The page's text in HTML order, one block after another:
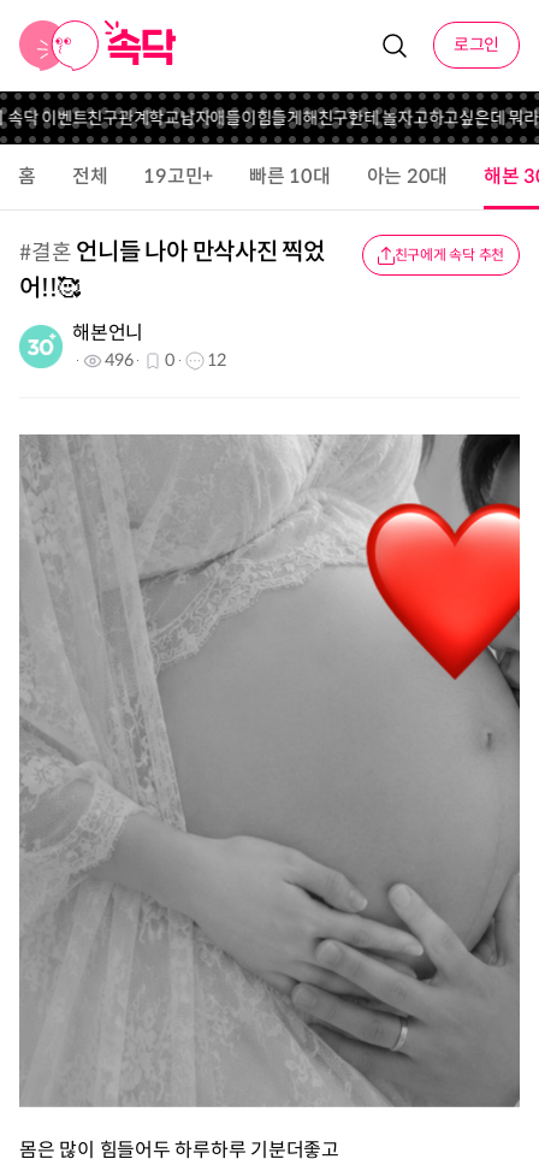
로그인
닥 이벤트친구관계학교남자애들이힘들게해친구한테 놀자고하고싶은데 뭐라
홈 전체 19고민+ 빠른 10대 아는 20대 해본
#결혼 언니들 나아 만삭사진 찍었
어!!🥰
친구에게 속닥 추천
해본언니
496 0 12
몸은 많이 힘들어두 하루하루 기분더좋고